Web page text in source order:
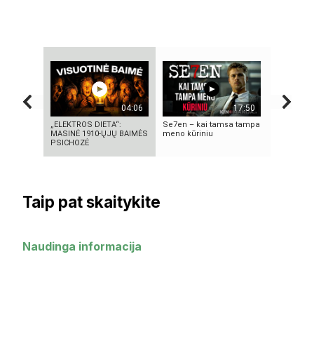
04:06
„ELEKTROS DIETA“:
MASINĖ 1910-ŲJŲ BAIMĖS
PSICHOZĖ
17:50
Se7en – kai tamsa tampa
meno kūriniu
Taip pat skaitykite
Naudinga informacija